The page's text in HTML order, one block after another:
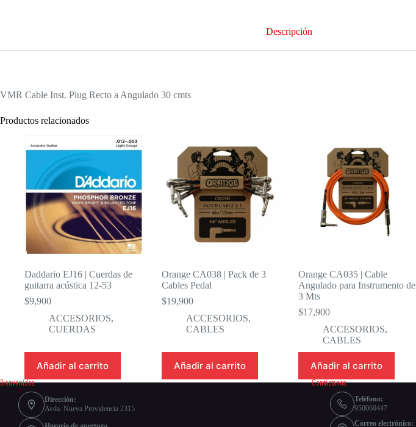
Descripción
VMR Cable Inst. Plug Recto a Angulado 30 cmts
Productos relacionados
Daddario EJ16 | Cuerdas de
guitarra acústica 12-53
$9,900
ACCESORIOS,
CUERDAS
Añadir al carrito
Orange CA038 | Pack de 3
Cables Pedal
$19,900
ACCESORIOS,
CABLES
Añadir al carrito
Orange CA035 | Cable
Angulado para Instrumento de
3 Mts
$17,900
ACCESORIOS,
CABLES
Añadir al carrito
Bienvenidos
Dirección:
Avda. Nueva Providencia 2315
Contáctanos
Teléfono:
950060447
Correo electrónico: